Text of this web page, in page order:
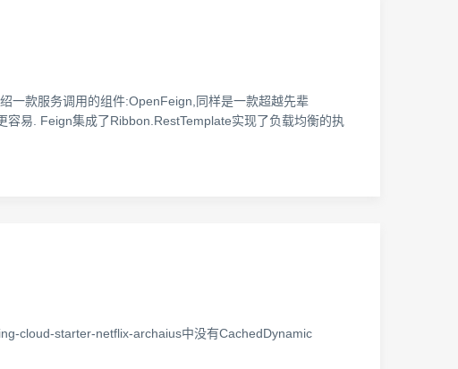
一款服务调用的组件:OpenFeign,同样是一款超越先辈
易. Feign集成了Ribbon.RestTemplate实现了负载均衡的执
cloud-starter-netflix-archaius中没有CachedDynamic